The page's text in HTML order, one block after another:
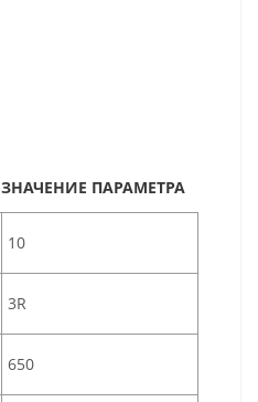
ЗНАЧЕНИЕ ПАРАМЕТРА
10
3R
650